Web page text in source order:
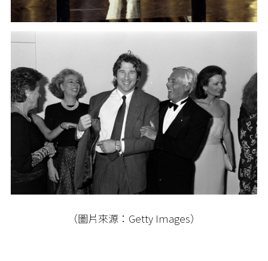
（圖片來源：Getty Images）